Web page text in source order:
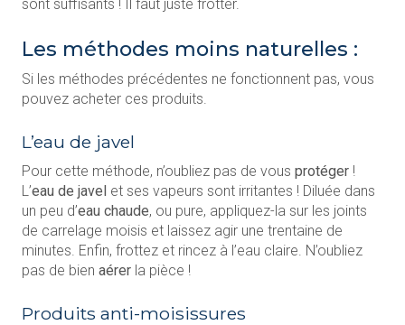
sont suffisants ! Il faut juste frotter.
Les méthodes moins naturelles :
Si les méthodes précédentes ne fonctionnent pas, vous
pouvez acheter ces produits.
L’eau de javel
Pour cette méthode, n’oubliez pas de vous protéger !
L’eau de javel et ses vapeurs sont irritantes ! Diluée dans
un peu d’eau chaude, ou pure, appliquez-la sur les joints
de carrelage moisis et laissez agir une trentaine de
minutes. Enfin, frottez et rincez à l’eau claire. N’oubliez
pas de bien aérer la pièce !
Produits anti-moisissures